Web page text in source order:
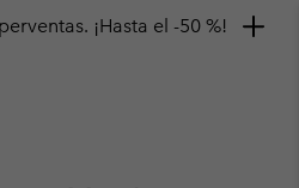
¡Hasta el -50 %!